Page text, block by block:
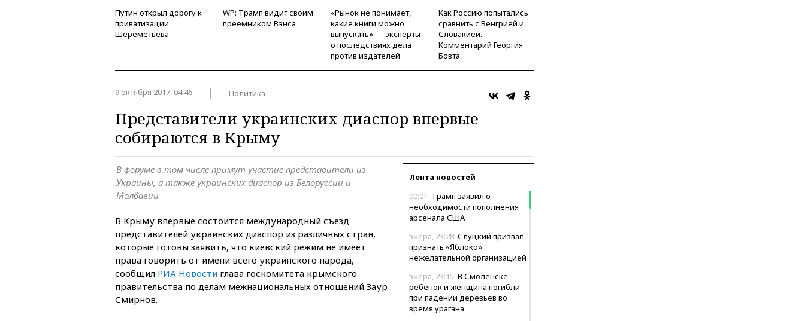
Путин открыл дорогу к
приватизации
Шереметьева
WP: Трамп видит своим
преемником Вэнса
«Рынок не понимает,
какие книги можно
выпускать» — эксперты
о последствиях дела
против издателей
Как Россию попытались
сравнить с Венгрией и
Словакией.
Комментарий Георгия
Бовта
9 октября 2017, 04:46 Политика
Представители украинских диаспор впервые
собираются в Крыму
Лента новостей
00:01 Трамп заявил о
необходимости пополнения
арсенала США
вчера, 23:28 Слуцкий призвал
признать «Яблоко»
нежелательной организацией
вчера, 23:15 В Смоленске
ребенок и женщина погибли
при падении деревьев во
время урагана
В форуме в том числе примут участие представители из
Украины, а также украинских диаспор из Белоруссии и
Молдавии
В Крыму впервые состоится международный съезд
представителей украинских диаспор из различных стран,
которые готовы заявить, что киевский режим не имеет
права говорить от имени всего украинского народа,
сообщил РИА Новости глава госкомитета крымского
правительства по делам межнациональных отношений Заур
Смирнов.